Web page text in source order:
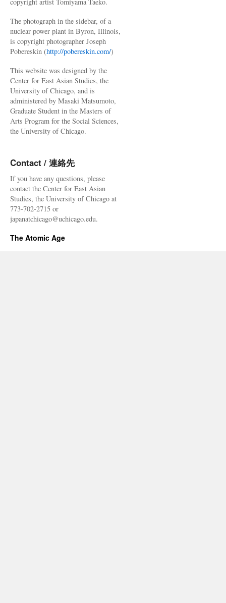
The photograph in the sidebar, of a
nuclear power plant in Byron, Illinois,
is copyright photographer Joseph
Pobereskin (http://pobereskin.com/)
This website was designed by the
Center for East Asian Studies, the
University of Chicago, and is
administered by Masaki Matsumoto,
Graduate Student in the Masters of
Arts Program for the Social Sciences,
the University of Chicago.
Contact / 連絡先
If you have any questions, please
contact the Center for East Asian
Studies, the University of Chicago at
773-702-2715 or
japanatchicago@uchicago.edu.
The Atomic Age